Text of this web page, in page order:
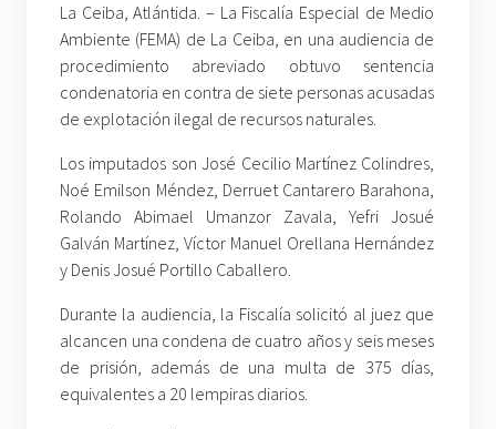
La Ceiba, Atlántida. – La Fiscalía Especial de Medio
Ambiente (FEMA) de La Ceiba, en una audiencia de
procedimiento abreviado obtuvo sentencia
condenatoria en contra de siete personas acusadas
de explotación ilegal de recursos naturales.
Los imputados son José Cecilio Martínez Colindres,
Noé Emilson Méndez, Derruet Cantarero Barahona,
Rolando Abimael Umanzor Zavala, Yefri Josué
Galván Martínez, Víctor Manuel Orellana Hernández
y Denis Josué Portillo Caballero.
Durante la audiencia, la Fiscalía solicitó al juez que
alcancen una condena de cuatro años y seis meses
de prisión, además de una multa de 375 días,
equivalentes a 20 lempiras diarios.